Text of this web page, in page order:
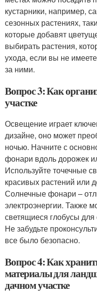
кустарники, например,
сезонных растениях,
которые добавят
выбирать растения,
ухода, если вы не
за ними.
Вопрос 3: Как
участке
Освещение играет
дизайне, оно может
ночью. Начните с
фонари вдоль дорожек
Используйте точечные
красивых растений или
Солнечные фонари –
электроэнергии. Также
светящиеся глобусы
Не забудьте
все было безопасно.
Вопрос 4: Как
материалы для
дачном участке